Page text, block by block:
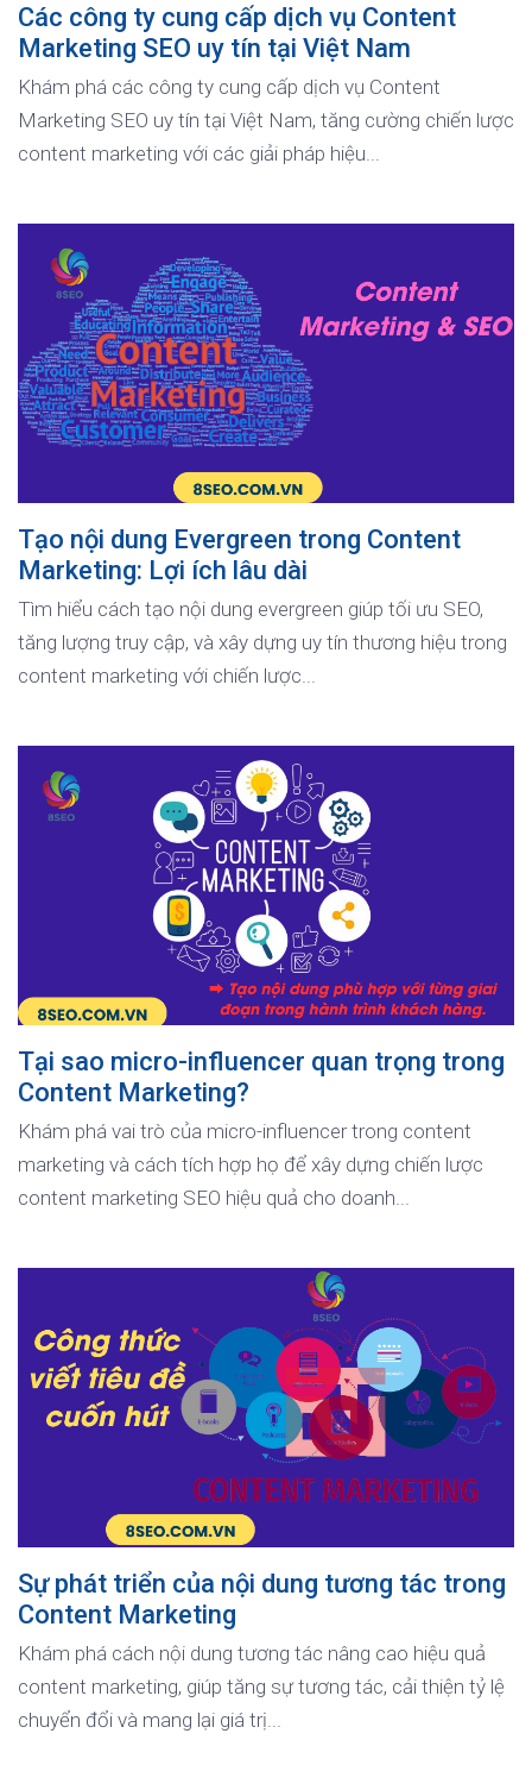
Các công ty cung cấp dịch vụ Content
Marketing SEO uy tín tại Việt Nam
Khám phá các công ty cung cấp dịch vụ Content
Marketing SEO uy tín tại Việt Nam, tăng cường chiến lược
content marketing với các giải pháp hiệu...
Tạo nội dung Evergreen trong Content
Marketing: Lợi ích lâu dài
Tìm hiểu cách tạo nội dung evergreen giúp tối ưu SEO,
tăng lượng truy cập, và xây dựng uy tín thương hiệu trong
content marketing với chiến lược...
Tại sao micro-influencer quan trọng trong
Content Marketing?
Khám phá vai trò của micro-influencer trong content
marketing và cách tích hợp họ để xây dựng chiến lược
content marketing SEO hiệu quả cho doanh...
Sự phát triển của nội dung tương tác trong
Content Marketing
Khám phá cách nội dung tương tác nâng cao hiệu quả
content marketing, giúp tăng sự tương tác, cải thiện tỷ lệ
chuyển đổi và mang lại giá trị...